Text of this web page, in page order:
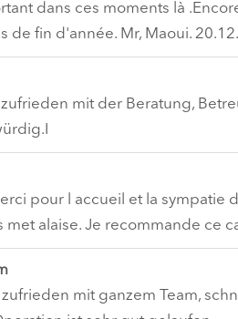
dans ces moments là
de fin d'année. Mr, Maoui.
mit der Beratung,
pour l accueil et la
met alaise. Je recommande ce
zufrieden mit ganzem Team,